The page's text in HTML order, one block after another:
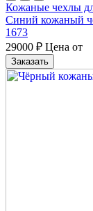
Кожаные чехлы
Синий кожаный
1673
29000 ₽ Цена от
Заказать